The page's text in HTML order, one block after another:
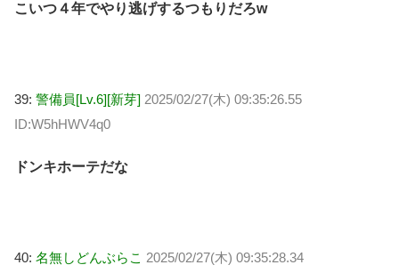
こいつ４年でやり逃げするつもりだろw
39: 警備員[Lv.6][新芽] 2025/02/27(木) 09:35:26.55
ID:W5hHWV4q0
ドンキホーテだな
40: 名無しどんぶらこ 2025/02/27(木) 09:35:28.34